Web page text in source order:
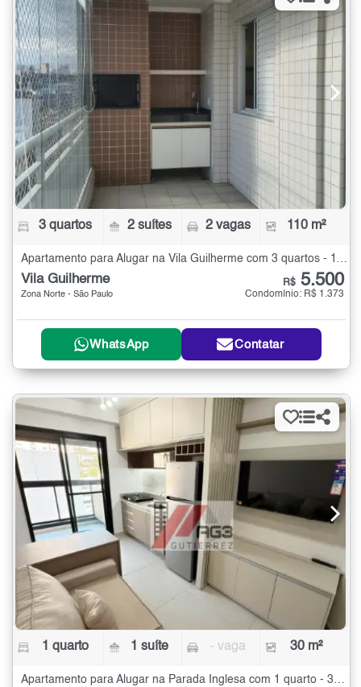
3 quartos 2 suítes 2 vagas 110 m²
Apartamento para Alugar na Vila Guilherme com 3 quartos - 110 m²
Vila Guilherme
Zona Norte - São Paulo
R$ 5.500
Condomínio: R$ 1.373
WhatsApp Contatar
1 quarto 1 suíte - vaga 30 m²
Apartamento para Alugar na Parada Inglesa com 1 quarto - 30 m²